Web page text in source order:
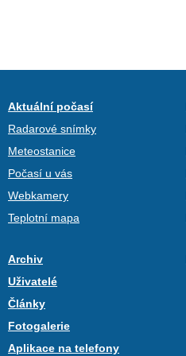
Aktuální počasí
Radarové snímky
Meteostanice
Počasí u vás
Webkamery
Teplotní mapa
Archiv
Uživatelé
Články
Fotogalerie
Aplikace na telefony